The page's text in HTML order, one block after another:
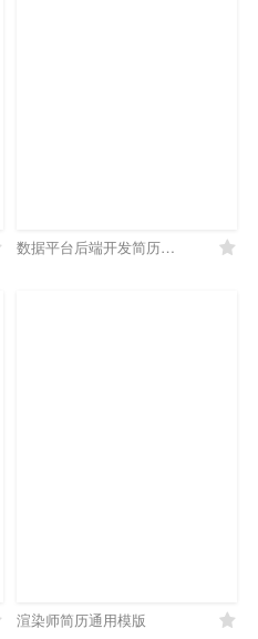
数据平台后端开发简历通用模版
渲染师简历通用模版